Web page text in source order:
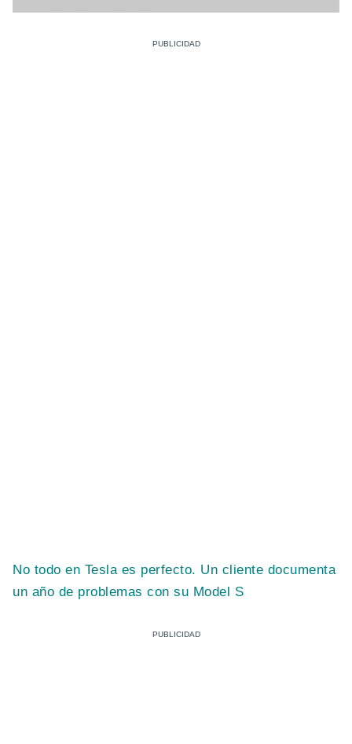
No todo en Tesla es perfecto. Un cliente documenta
un año de problemas con su Model S